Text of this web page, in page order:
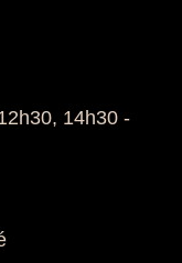
14h30 -